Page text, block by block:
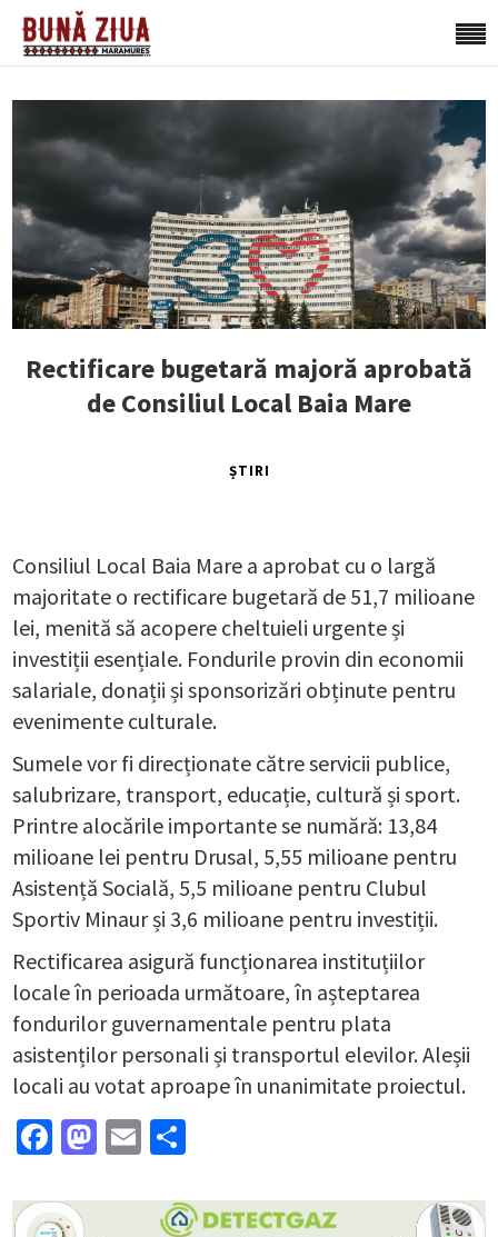
Rectificare bugetară majoră aprobată
de Consiliul Local Baia Mare
ȘTIRI
Consiliul Local Baia Mare a aprobat cu o largă
majoritate o rectificare bugetară de 51,7 milioane
lei, menită să acopere cheltuieli urgente și
investiții esențiale. Fondurile provin din economii
salariale, donații și sponsorizări obținute pentru
evenimente culturale.
Sumele vor fi direcționate către servicii publice,
salubrizare, transport, educație, cultură și sport.
Printre alocările importante se numără: 13,84
milioane lei pentru Drusal, 5,55 milioane pentru
Asistență Socială, 5,5 milioane pentru Clubul
Sportiv Minaur și 3,6 milioane pentru investiții.
Rectificarea asigură funcționarea instituțiilor
locale în perioada următoare, în așteptarea
fondurilor guvernamentale pentru plata
asistenților personali și transportul elevilor. Aleșii
locali au votat aproape în unanimitate proiectul.
Facebook
Mastodon
Email